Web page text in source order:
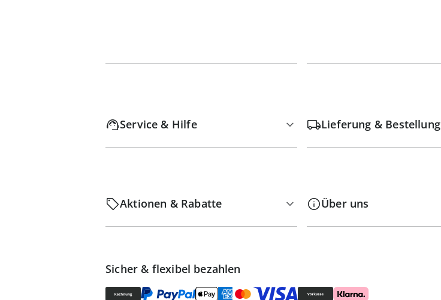
Service & Hilfe Lieferung & Bestellung
Aktionen & Rabatte Über uns
Sicher & flexibel bezahlen